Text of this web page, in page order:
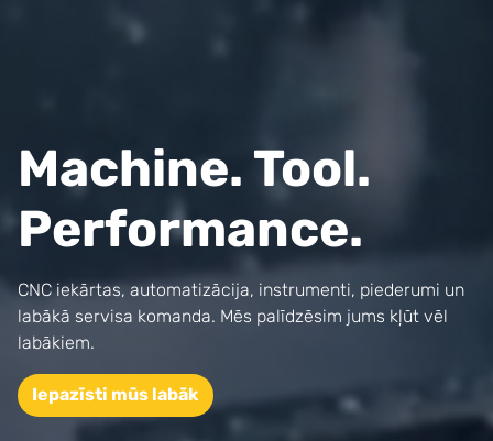
Machine. Tool.
Performance.
CNC iekārtas, automatizācija, instrumenti, piederumi un
labākā servisa komanda. Mēs palīdzēsim jums kļūt vēl
labākiem.
Iepazīsti mūs labāk